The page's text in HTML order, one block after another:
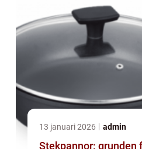
13 januari 2026 admin
Stekpannor: grunden